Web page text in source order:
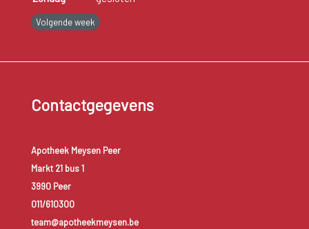
Volgende week
Contactgegevens
Apotheek Meysen Peer
Markt 21 bus 1
3990 Peer
011/610300
team@apotheekmeysen.be